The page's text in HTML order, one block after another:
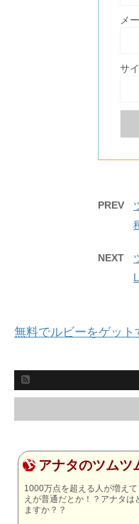
メ
サ
PREV
NEXT
無料でルビーをゲット
アナタのツムツ
1000万点を超える人が増え
えが普通だとか！？アナタは
ますか？？